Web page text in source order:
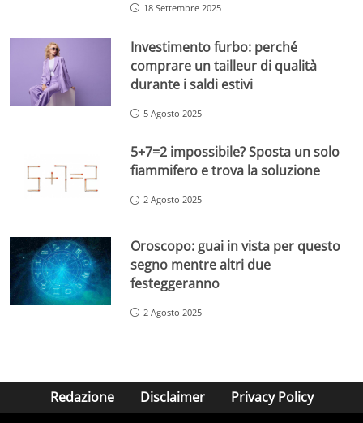
18 Settembre 2025
Investimento furbo: perché
comprare un tailleur di qualità
durante i saldi estivi
5 Agosto 2025
5+7=2 impossibile? Sposta un solo
fiammifero e trova la soluzione
2 Agosto 2025
Oroscopo: guai in vista per questo
segno mentre altri due
festeggeranno
2 Agosto 2025
Redazione Disclaimer Privacy Policy